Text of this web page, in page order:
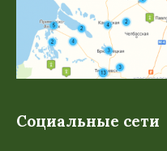
Социальные сети